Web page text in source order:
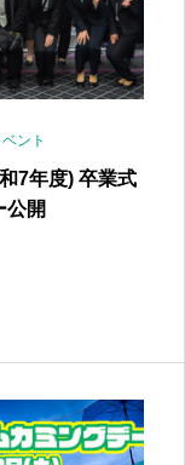
ント
7年度) 卒業式
公開